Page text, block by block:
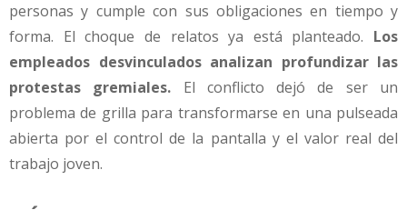
personas y cumple con sus obligaciones en tiempo y
forma. El choque de relatos ya está planteado. Los
empleados desvinculados analizan profundizar las
protestas gremiales. El conflicto dejó de ser un
problema de grilla para transformarse en una pulseada
abierta por el control de la pantalla y el valor real del
trabajo joven.